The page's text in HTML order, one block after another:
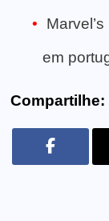
em
Compartilhe: